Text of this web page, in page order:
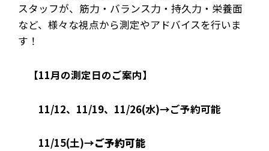
スタッフが、筋力・バランス力・持久力・栄養面
など、様々な視点から測定やアドバイスを行いま
す！
【11月の測定日のご案内】
11/12、11/19、11/26(水)→ご予約可能
11/15(土)→ご予約可能